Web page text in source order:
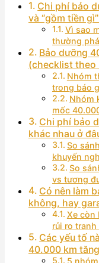
Chi phí bảo
và “gồm tiền
Vì sao
thường
Bảo dưỡng
(checklist theo
Nhóm
trong báo
Nhóm
mốc
Chi phí bảo
khác nhau ở
So
khuyến
So
vs tương
Có nên làm
không, hay
Xe còn
rủi ro
Các yếu tố
40.000 km